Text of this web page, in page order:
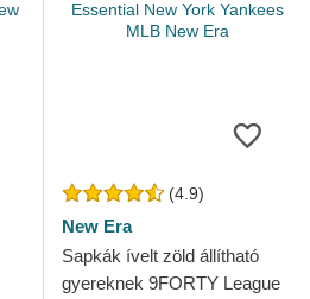
(4.9)
New Era
Sapkák ívelt zöld állítható
gyereknek 9FORTY League